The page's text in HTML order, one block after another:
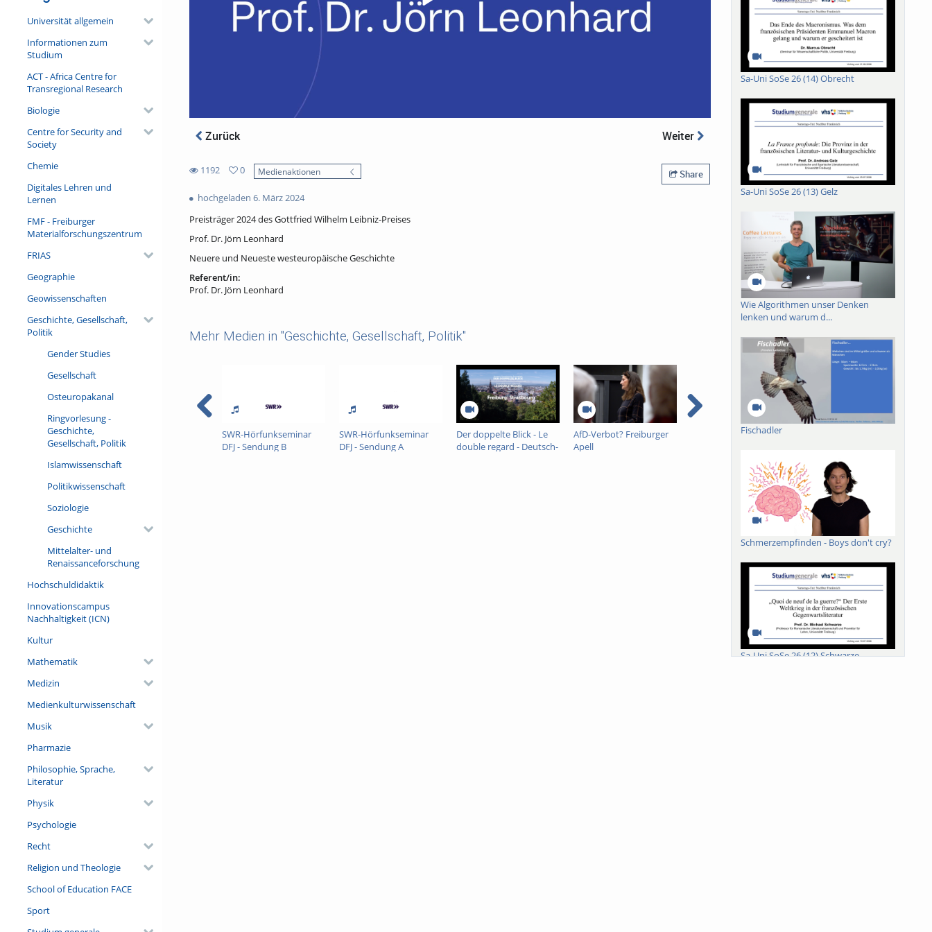
Universität allgemein
Informationen zum
Studium
ACT - Africa Centre for
Transregional Research
Biologie
Centre for Security and
Society
Chemie
Digitales Lehren und
Lernen
FMF - Freiburger
Materialforschungszentrum
FRIAS
Geographie
Geowissenschaften
Geschichte, Gesellschaft,
Politik
Gender Studies
Gesellschaft
Osteuropakanal
Ringvorlesung -
Geschichte,
Gesellschaft, Politik
Islamwissenschaft
Politikwissenschaft
Soziologie
Geschichte
Mittelalter- und
Renaissanceforschung
Hochschuldidaktik
Innovationscampus
Nachhaltigkeit (ICN)
Kultur
Mathematik
Medizin
Medienkulturwissenschaft
Musik
Pharmazie
Philosophie, Sprache,
Literatur
Physik
Psychologie
Recht
Religion und Theologie
School of Education FACE
Sport
Zurück Weiter
1192
views
0
favorites
Medienaktionen
Share
hochgeladen 6. März 2024
Preisträger 2024 des Gottfried Wilhelm Leibniz-Preises
Prof. Dr. Jörn Leonhard
Neuere und Neueste westeuropäische Geschichte
Referent/in:
Prof. Dr. Jörn Leonhard
Mehr Medien in "Geschichte, Gesellschaft, Politik"
SWR-Hörfunkseminar
DFJ - Sendung B
SWR-Hörfunkseminar
DFJ - Sendung A
Der doppelte Blick - Le
double regard - Deutsch-
AfD-Verbot? Freiburger
Apell
BrAInWorlds: Die Welt in
Aufklärung in der
Zuspätmoderne,
Abschiedsvorlesung
Prof. Dr. Ulrich Bröckling
Sa-Uni SoSe 26 (14) Obrecht
Sa-Uni SoSe 26 (13) Gelz
Wie Algorithmen unser Denken
lenken und warum d...
Fischadler
Schmerzempfinden - Boys don't cry?
Sa-Uni SoSe 26 (12) Schwarze